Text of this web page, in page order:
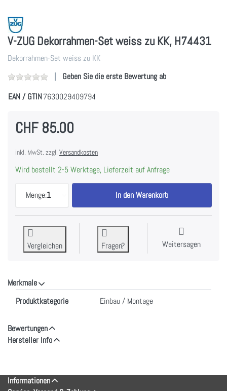
V-ZUG Dekorrahmen-Set weiss zu KK, H74431
Dekorrahmen-Set weiss zu KK
Geben Sie die erste Bewertung ab
EAN / GTIN7630029409794
CHF 85.00
inkl. MwSt. zzgl. Versandkosten
Wird bestellt 2-5 Werktage, Lieferzeit auf Anfrage
Menge:1
V-ZUG Dekorrahmen-Set weiss zu KK, H74431 zu
In den Warenkorb
Vergleichen Fragen? Weitersagen
Merkmale
Produktkategorie Einbau / Montage
Bewertungen
Hersteller Info
Informationen